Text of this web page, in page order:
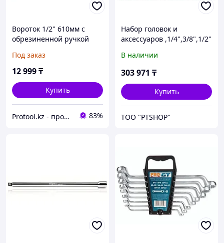
Вороток 1/2" 610мм с
обрезиненной ручкой
(CFKA1624)
Под заказ
12 999₸
Купить
Protool.kz - продажа электроинструмента, ручные строительные и садовые инструменты 83%
Набор головок и
аксессуаров ,1/4",3/8",1/2"
ложементе TOPTUL
GEDC611
В наличии
303 971 ₸
Купить
ТОО "PTSHOP"